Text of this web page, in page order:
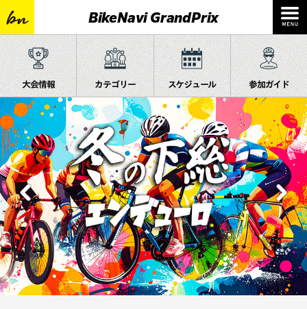
BikeNavi GrandPrix
大会情報 カテゴリー スケジュール 参加ガイド